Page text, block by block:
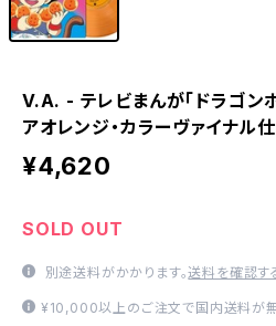
V.A. - テレビまんが「ドラゴン
アオレンジ・カラーヴァイナル
¥4,620
SOLD OUT
別途送料がかかります。送料を確認す
¥10,000以上のご注文で国内送料が無